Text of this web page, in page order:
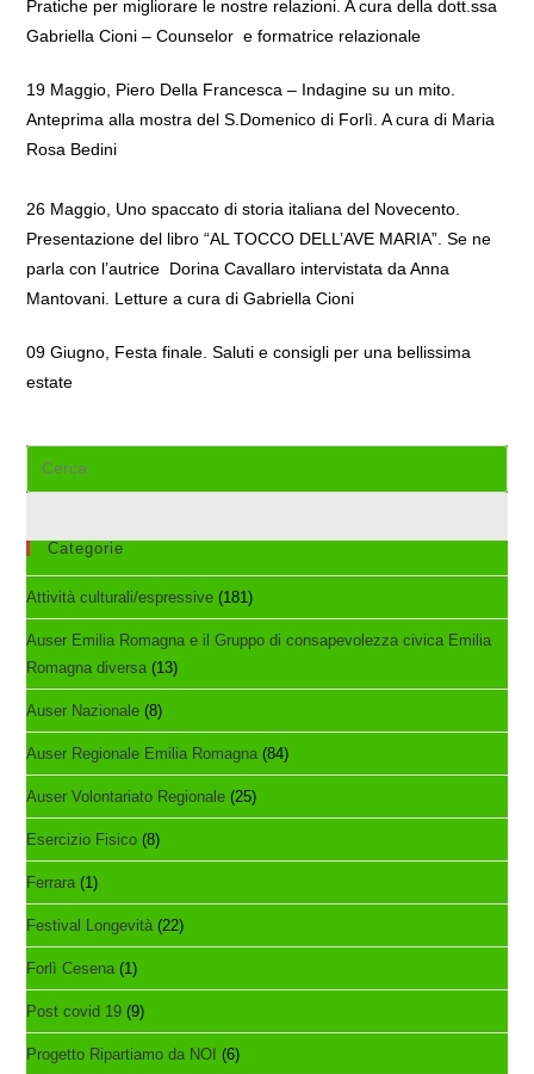
Pratiche per migliorare le nostre relazioni. A cura della dott.ssa
Gabriella Cioni – Counselor e formatrice relazionale
19 Maggio, Piero Della Francesca – Indagine su un mito.
Anteprima alla mostra del S.Domenico di Forlì. A cura di Maria
Rosa Bedini
26 Maggio, Uno spaccato di storia italiana del Novecento.
Presentazione del libro “AL TOCCO DELL’AVE MARIA”. Se ne
parla con l’autrice Dorina Cavallaro intervistata da Anna
Mantovani. Letture a cura di Gabriella Cioni
09 Giugno, Festa finale. Saluti e consigli per una bellissima
estate
Cerca
nel
webCategorie
Attività culturali/espressive (181)
Auser Emilia Romagna e il Gruppo di consapevolezza civica Emilia
Romagna diversa (13)
Auser Nazionale (8)
Auser Regionale Emilia Romagna (84)
Auser Volontariato Regionale (25)
Esercizio Fisico (8)
Ferrara (1)
Festival Longevità (22)
Forlì Cesena (1)
Post covid 19 (9)
Progetto Ripartiamo da NOI (6)